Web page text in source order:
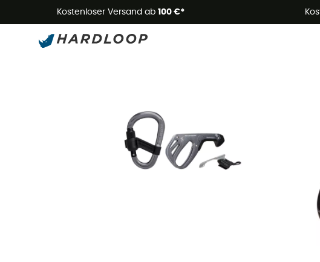
Kostenloser Versand ab 100 €*